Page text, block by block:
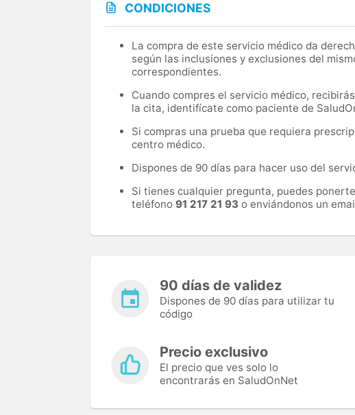
CONDICIONES
La compra de este servicio médico da
según las inclusiones y exclusiones del
correspondientes.
Cuando compres el servicio médico,
la cita, identifícate como paciente de
Si compras una prueba que requiera
centro médico.
Dispones de 90 días para hacer uso del
Si tienes cualquier pregunta, puedes
teléfono 91 217 21 93 o enviándonos un
90 días de validez
Dispones de 90 días para utilizar tu
código
Precio exclusivo
El precio que ves solo lo
encontrarás en SaludOnNet